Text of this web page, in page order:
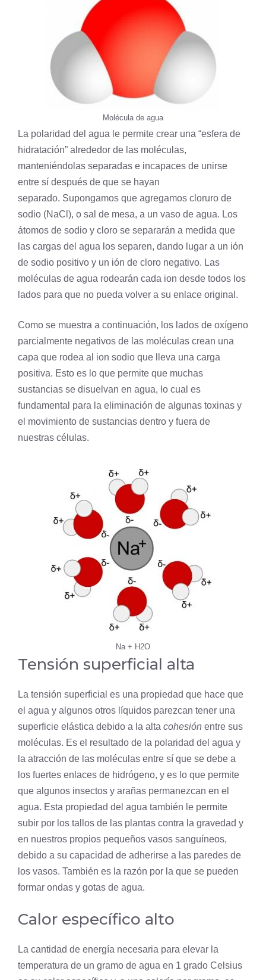
Molécula de agua
La polaridad del agua le permite crear una “esfera de
hidratación” alrededor de las moléculas,
manteniéndolas separadas e incapaces de unirse
entre sí después de que se hayan
separado. Supongamos que agregamos cloruro de
sodio (NaCl), o sal de mesa, a un vaso de agua. Los
átomos de sodio y cloro se separarán a medida que
las cargas del agua los separen, dando lugar a un ión
de sodio positivo y un ión de cloro negativo. Las
moléculas de agua rodearán cada ion desde todos los
lados para que no pueda volver a su enlace original.
Como se muestra a continuación, los lados de oxígeno
parcialmente negativos de las moléculas crean una
capa que rodea al ion sodio que lleva una carga
positiva. Esto es lo que permite que muchas
sustancias se disuelvan en agua, lo cual es
fundamental para la eliminación de algunas toxinas y
el movimiento de sustancias dentro y fuera de
nuestras células.
Na + H2O
Tensión superficial alta
La tensión superficial es una propiedad que hace que
el agua y algunos otros líquidos parezcan tener una
superficie elástica debido a la alta cohesión entre sus
moléculas. Es el resultado de la polaridad del agua y
la atracción de las moléculas entre sí que se debe a
los fuertes enlaces de hidrógeno, y es lo que permite
que algunos insectos y arañas permanezcan en el
agua. Esta propiedad del agua también le permite
subir por los tallos de las plantas contra la gravedad y
en nuestros propios pequeños vasos sanguíneos,
debido a su capacidad de adherirse a las paredes de
los vasos. También es la razón por la que se pueden
formar ondas y gotas de agua.
Calor específico alto
La cantidad de energía necesaria para elevar la
temperatura de un gramo de agua en 1 grado Celsius